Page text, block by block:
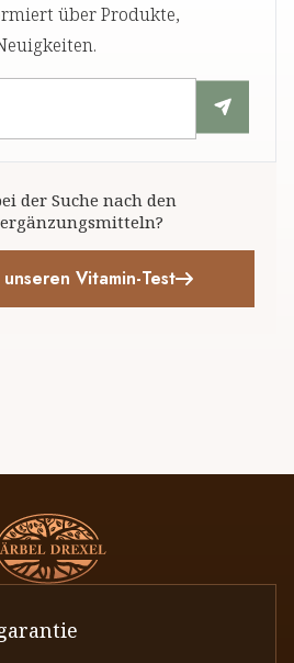
über Produkte,
der Suche nach den
Vitamin-Test